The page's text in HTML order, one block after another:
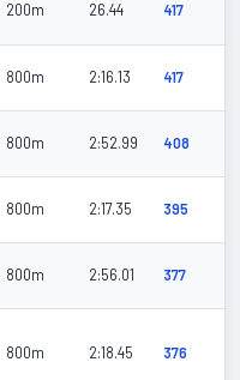
200m 26.44 417
800m 2:16.13 417
800m 2:52.99 408
800m 2:17.35 395
800m 2:56.01 377
800m 2:18.45 376